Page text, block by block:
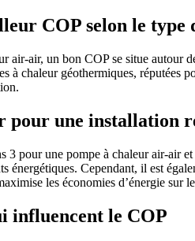
COP selon le type
air-air, un bon COP se situe autour
à chaleur géothermiques,
pour une installation
3 pour une pompe à chaleur air-air
énergétiques. Cependant, il est
les économies d’énergie sur
influencent le COP